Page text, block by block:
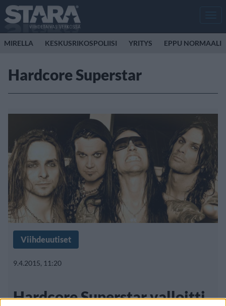
MIRELLA KESKUSRIKOSPOLIISI YRITYS EPPU NORMAALI
Hardcore Superstar
Viihdeuutiset
9.4.2015, 11:20
Hardcore Superstar valloitti